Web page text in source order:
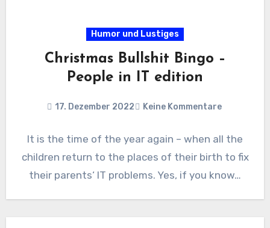
Humor und Lustiges
Christmas Bullshit Bingo –
People in IT edition
17. Dezember 2022 Keine Kommentare
It is the time of the year again – when all the
children return to the places of their birth to fix
their parents‘ IT problems. Yes, if you know…